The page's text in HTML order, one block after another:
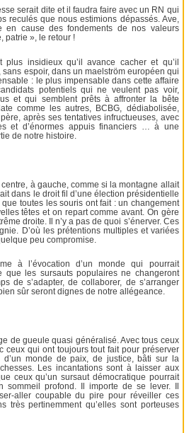
serait dite et il faudra faire avec un RN qui
reculés que nous estimions dépassés. Ave,
en cause des fondements de nos valeurs
patrie », le retour !
plus insidieux qu’il avance cacher et qu’il
espoir, dans un maelström européen qui
: le plus impensable dans cette affaire
potentiels qui ne veulent pas voir,
et qui semblent prêts à affronter la bête
comme les autres, BCBG, dédiabolisée,
après ses tentatives infructueuses, avec
et d’énormes appuis financiers … à une
de notre histoire.
à gauche, comme si la montagne allait
dans le droit fil d’une élection présidentielle
toutes les souris ont fait : un changement
têtes et on repart comme avant. On gère
droite. Il n’y a pas de quoi s’énerver. Ces
D’où les prétentions multiples et variées
peu compromise.
à l’évocation d’un monde qui pourrait
que les sursauts populaires ne changeront
de s’adapter, de collaborer, de s’arranger
sûr seront dignes de notre allégeance.
de gueule quasi généralisé. Avec tous ceux
ceux qui ont toujours tout fait pour préserver
d’un monde de paix, de justice, bâti sur la
Les incantations sont à laisser aux
ceux qu’un sursaut démocratique pourrait
sommeil profond. Il importe de se lever. Il
aller coupable du pire pour réveiller ces
très pertinemment qu’elles sont porteuses